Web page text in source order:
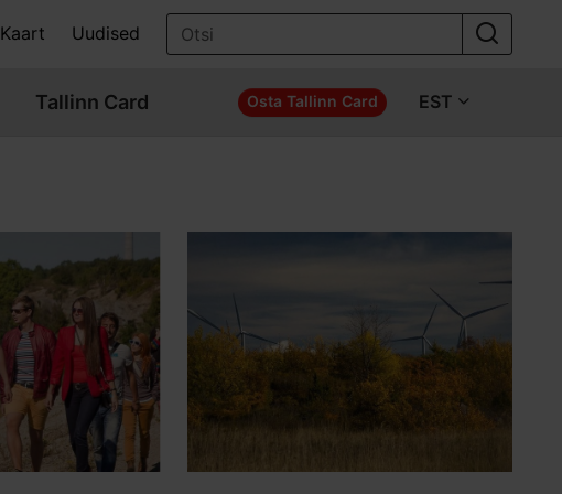
Kaart Uudised
Tallinn Card Osta Tallinn Card EST